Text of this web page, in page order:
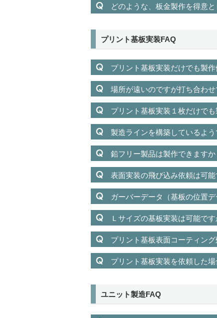
どのような、板金製作を得意と
プリント基板実装FAQ
プリント基板実装だけでも製
場所が遠いのですが打ち合わせ
プリント基板実装１枚だけで
製造ラインを構築しているよ
鉛フリー製品は製作できますか
表面実装の飛び込み依頼は可能
ガーバーデータ（基板の位置
Ｌサイズの基板実装は可能です
プリント基板表面コーティン
プリント基板実装を依頼した
ユニット製造FAQ